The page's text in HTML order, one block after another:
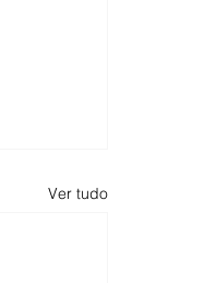
Ver tudo